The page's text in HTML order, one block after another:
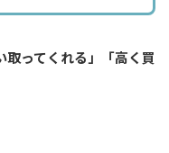
取ってくれる」「高く買